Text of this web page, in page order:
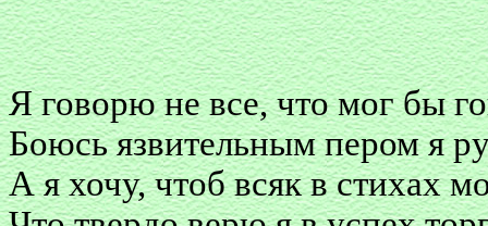
Я говорю не все, что мог бы
Боюсь язвительным пером я
А я хочу, чтоб всяк в стихах